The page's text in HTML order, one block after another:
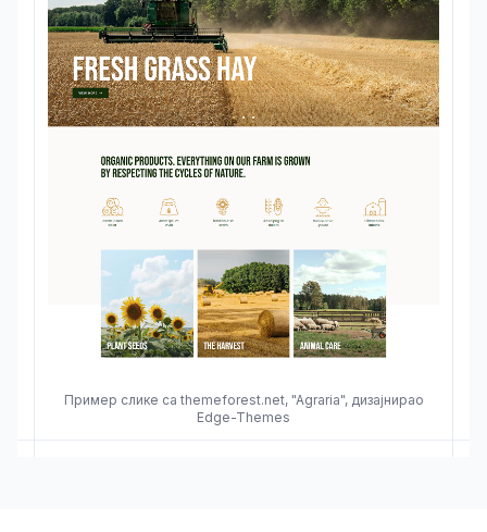
Пример слике са themeforest.net, "Agraria", дизајнирао
Edge-Themes